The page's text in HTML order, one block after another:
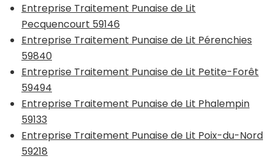
Entreprise Traitement Punaise de Lit
Pecquencourt 59146
Entreprise Traitement Punaise de Lit Pérenchies
59840
Entreprise Traitement Punaise de Lit Petite-Forêt
59494
Entreprise Traitement Punaise de Lit Phalempin
59133
Entreprise Traitement Punaise de Lit Poix-du-Nord
59218